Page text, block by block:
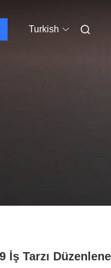
Turkish
İş Tarzı